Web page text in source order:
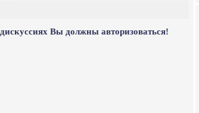
Вы должны авторизоваться!